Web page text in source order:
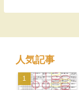
人気記事